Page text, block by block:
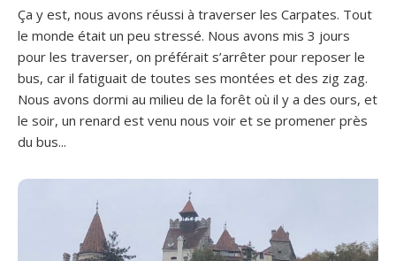
Ça y est, nous avons réussi à traverser les Carpates. Tout
le monde était un peu stressé. Nous avons mis 3 jours
pour les traverser, on préférait s’arrêter pour reposer le
bus, car il fatiguait de toutes ses montées et des zig zag.
Nous avons dormi au milieu de la forêt où il y a des ours, et
le soir, un renard est venu nous voir et se promener près
du bus...